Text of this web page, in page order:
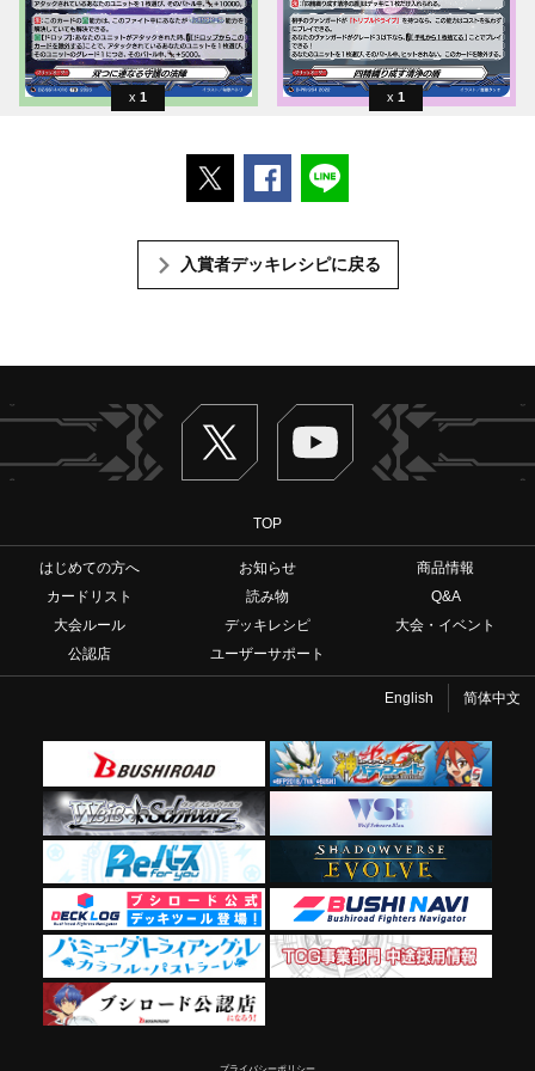
1 1
ポストするFacebookでシェアする
入賞者デッキレシピに戻る
Twitter ヴァンガードch
TOP
はじめての方へ お知らせ
商品情報
カードリスト
読み物
Q&A
大会ルール
デッキレシピ
大会・イベント
公認店
ユーザーサポート
English 简体中文